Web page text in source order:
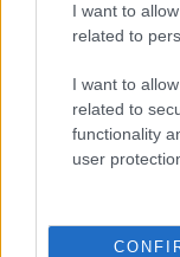
I want to
related to
I want to
related to
functionality
user